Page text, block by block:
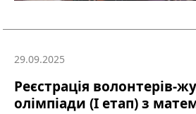
29.09.2025
Реєстрація волонтерів-
олімпіади (І етап) з